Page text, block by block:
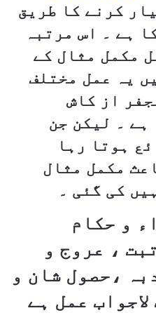
کرنے کا طریق
ہے ۔ اس مرتبہ
مکمل مثال کے
یہ عمل مختلف
از کاش
ہے ۔ لیکن جن
ہوتا رہا
مکمل مثال
کی گئی ۔
و حکام
، عروج و
،حصول شان و
عمل ہے